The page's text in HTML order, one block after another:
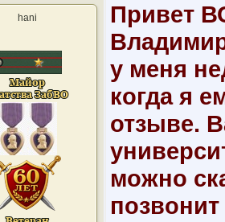
hani
Привет
у меня
когда я
отзыве.
можно